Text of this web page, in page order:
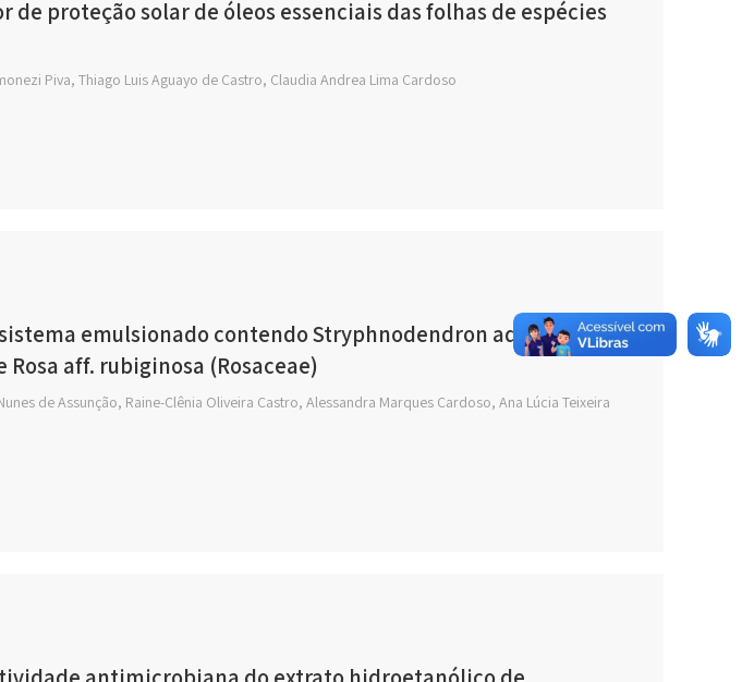
de proteção solar de óleos essenciais das folhas de espécies
Piva, Thiago Luis Aguayo de Castro, Claudia Andrea Lima Cardoso
emulsionado contendo Stryphnodendron adstringens
aff. rubiginosa (Rosaceae)
de Assunção, Raine-Clênia Oliveira Castro, Alessandra Marques Cardoso, Ana Lúcia Teixeira